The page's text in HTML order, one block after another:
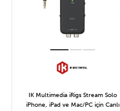
IK Multimedia iRigs Stream Solo
iPhone, iPad ve Mac/PC için Canlı